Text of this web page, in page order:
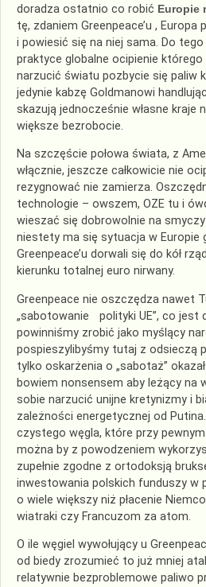
doradza ostatnio co robić Europie
tę, zdaniem Greenpeace’u ,
i powiesić się na niej sama. Do
praktyce globalne ocipienie którego
narzucić światu pozbycie się paliw
jedynie kabzę Goldmanowi
skazują jednocześnie własne kraje
większe bezrobocie.
Na szczęście połowa świata, z
włącznie, jeszcze całkowicie nie
rezygnować nie zamierza.
technologie – owszem, OZE tu i
wieszać się dobrowolnie na
niestety ma się sytuacja w Europie
Greenpeace’u dorwali się do kół
kierunku totalnej euro nirwany.
Greenpeace nie oszczędza nawet
„sabotowanie polityki UE”, co jest
powinniśmy zrobić jako myślący
pospieszylibyśmy tutaj z odsieczą
tylko oskarżenia o „sabotaż”
bowiem nonsensem aby leżący na
sobie narzucić unijne kretynizmy i
zależności energetycznej od
czystego węgla, które przy pewnym
można by z powodzeniem
zupełnie zgodne z ortodoksją
inwestowania polskich funduszy w
o wiele większy niż płacenie
wiatraki czy Francuzom za atom.
O ile węgiel wywołujący u
od biedy zrozumieć to już mniej
relatywnie bezproblemowe paliwo